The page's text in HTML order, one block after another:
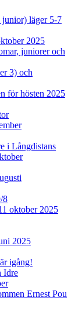
läger 5-7
2025
juniorer och
3) och
för hösten 2025
i Långdistans
8
oktober 2025
2025
igång!
Idre
Ernest Pou